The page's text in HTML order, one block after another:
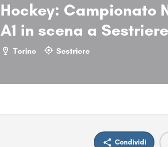
Hockey: Campionato
A1 in scena a
Torino Sestriere
Condividi